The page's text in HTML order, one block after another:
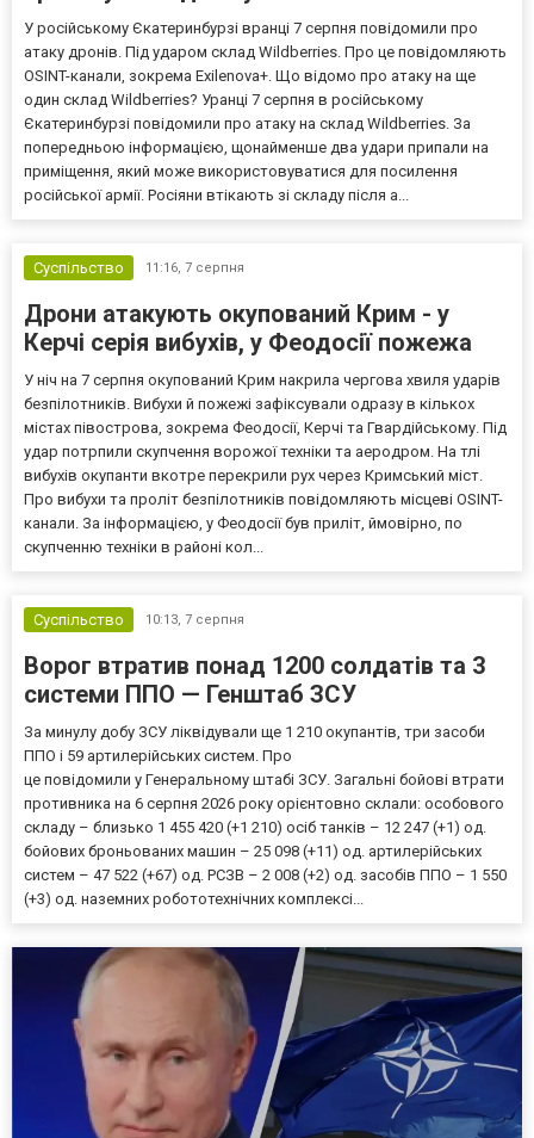
У російському Єкатеринбурзі вранці 7 серпня повідомили про
атаку дронів. Під ударом склад Wildberries. Про це повідомляють
OSINT-канали, зокрема Exilenova+. Що відомо про атаку на ще
один склад Wildberries? Уранці 7 серпня в російському
Єкатеринбурзі повідомили про атаку на склад Wildberries. За
попередньою інформацією, щонайменше два удари припали на
приміщення, який може використовуватися для посилення
російської армії. Росіяни втікають зі складу після а...
Суспільство 11:16, 7 серпня
Дрони атакують окупований Крим - у
Керчі серія вибухів, у Феодосії пожежа
У ніч на 7 серпня окупований Крим накрила чергова хвиля ударів
безпілотників. Вибухи й пожежі зафіксували одразу в кількох
містах півострова, зокрема Феодосії, Керчі та Гвардійському. Під
удар потрпили скупчення ворожої техніки та аеродром. На тлі
вибухів окупанти вкотре перекрили рух через Кримський міст.
Про вибухи та проліт безпілотників повідомляють місцеві OSINT-
канали. За інформацією, у Феодосії був приліт, ймовірно, по
скупченню техніки в районі кол...
Суспільство 10:13, 7 серпня
Ворог втратив понад 1200 солдатів та 3
системи ППО — Генштаб ЗСУ
За минулу добу ЗСУ ліквідували ще 1 210 окупантів, три засоби
ППО і 59 артилерійських систем. Про
це повідомили у Генеральному штабі ЗСУ. Загальні бойові втрати
противника на 6 серпня 2026 року орієнтовно склали: особового
складу – близько 1 455 420 (+1 210) осіб танків – 12 247 (+1) од.
бойових броньованих машин – 25 098 (+11) од. артилерійських
систем – 47 522 (+67) од. РСЗВ – 2 008 (+2) од. засобів ППО – 1 550
(+3) од. наземних робототехнічних комплексі...